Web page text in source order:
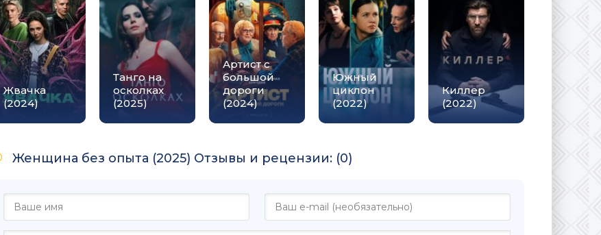
Жвачка
(2024)
Танго на
осколках
(2025)
Артист с
большой
дороги
(2024)
Южный
циклон
(2022)
Киллер
(2022)
Женщина без опыта (2025) Отзывы и рецензии: (0)